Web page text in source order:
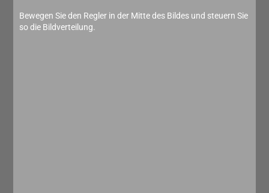
Bewegen Sie den Regler in der Mitte des Bildes und steuern Sie
so die Bildverteilung.